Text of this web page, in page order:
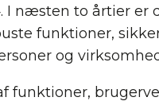
I næsten to årtier
funktioner,
og
funktioner,